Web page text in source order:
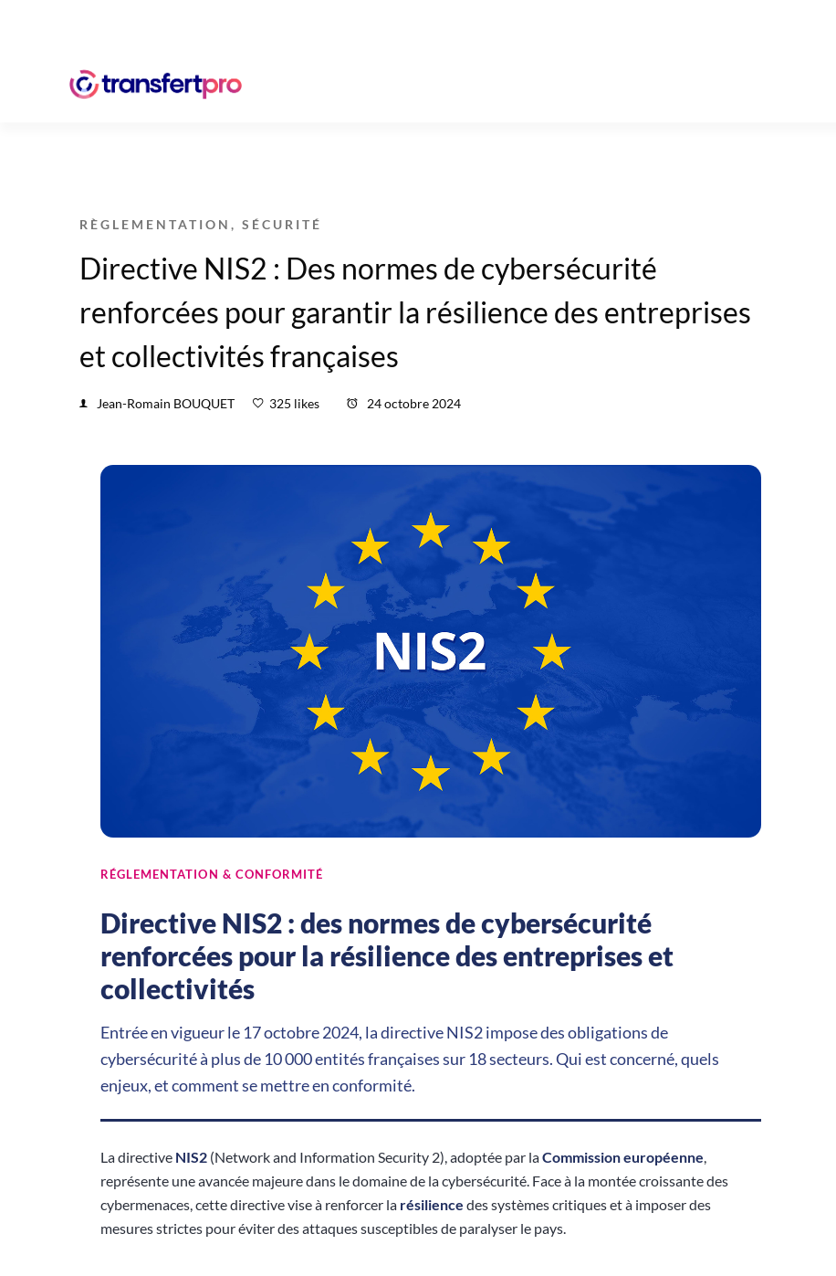
RÈGLEMENTATION , SÉCURITÉ
Directive NIS2 : Des normes de cybersécurité
renforcées pour garantir la résilience des entreprises
et collectivités françaises
Jean-Romain BOUQUET 325 likes 24 octobre 2024
RÉGLEMENTATION & CONFORMITÉ
Directive NIS2 : des normes de cybersécurité
renforcées pour la résilience des entreprises et
collectivités
Entrée en vigueur le 17 octobre 2024, la directive NIS2 impose des obligations de
cybersécurité à plus de 10 000 entités françaises sur 18 secteurs. Qui est concerné, quels
enjeux, et comment se mettre en conformité.
La directive NIS2 (Network and Information Security 2), adoptée par laCommission européenne
représente une avancée majeure dans le domaine de la cybersécurité. Face à la montée croissante des
cybermenaces, cette directive vise à renforcer la résilience des systèmes critiques et à imposer des
mesures strictes pour éviter des attaques susceptibles de paralyser le pays.